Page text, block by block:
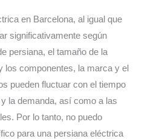
en Barcelona, al igual que
significativamente según
persiana, el tamaño de la
los componentes, la marca y el
pueden fluctuar con el tiempo
la demanda, así como a las
Por lo tanto, no puedo
para una persiana eléctrica